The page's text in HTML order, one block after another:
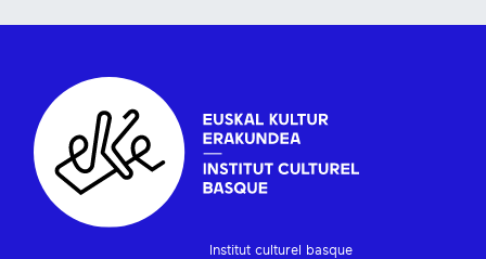
Institut culturel basque